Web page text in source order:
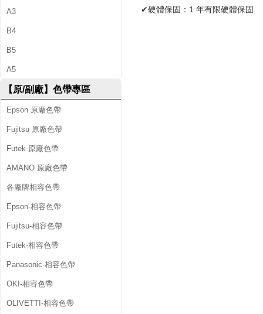
A3
B4
B5
A5
【原/副廠】色帶專區
Epson 原廠色帶
Fujitsu 原廠色帶
Futek 原廠色帶
AMANO 原廠色帶
各廠牌相容色帶
Epson-相容色帶
Fujitsu-相容色帶
Futek-相容色帶
Panasonic-相容色帶
OKI-相容色帶
OLIVETTI-相容色帶
✔硬體保固：1 年有限硬體保固